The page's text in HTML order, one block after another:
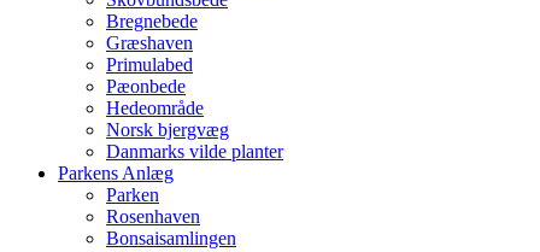
Bregnebede
Græshaven
Primulabed
Pæonbede
Hedeområde
Norsk bjergvæg
Danmarks vilde planter
Parkens Anlæg
Parken
Rosenhaven
Bonsaisamlingen